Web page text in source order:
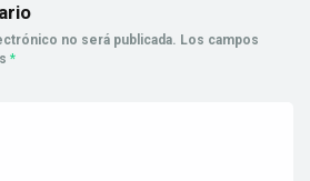
no será publicada. Los campos
*